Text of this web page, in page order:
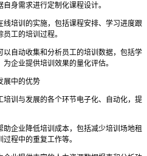
身需求进行定制化课程设计。
线培训的实施，包括课程安排、学习进度跟
工的培训过程。
以自动收集和分析员工的培训数据，包括学
企业提供培训效果的量化评估。
展中的优势
培训与发展的各个环节电子化、自动化，提
助企业降低培训成本，包括减少培训场地租
程中的重复工作等。